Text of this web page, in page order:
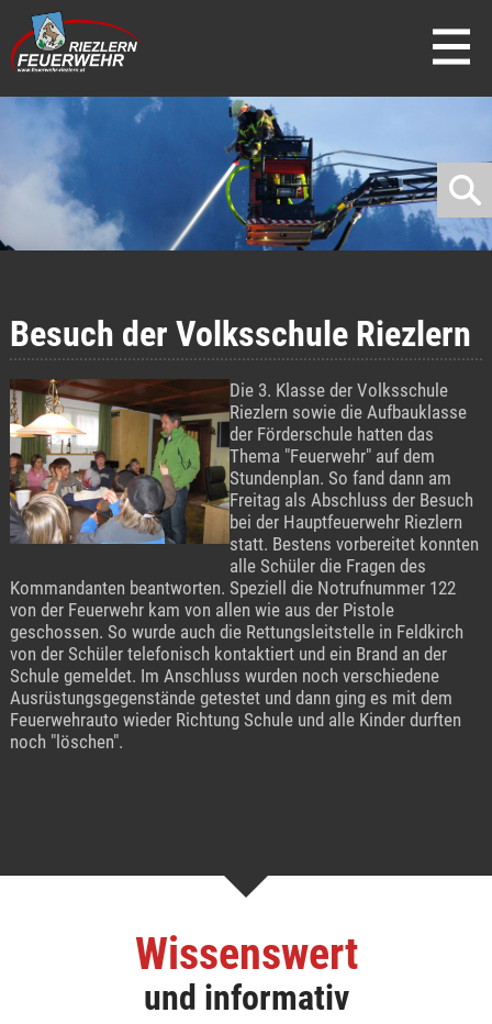
direkt zur Navigation
direkt zum Inhalt
Besuch der Volksschule Riezlern
Die 3. Klasse der Volksschule
Riezlern sowie die Aufbauklasse
der Förderschule hatten das
Thema "Feuerwehr" auf dem
Stundenplan. So fand dann am
Freitag als Abschluss der Besuch
bei der Hauptfeuerwehr Riezlern
statt. Bestens vorbereitet konnten
alle Schüler die Fragen des
Kommandanten beantworten. Speziell die Notrufnummer 122
von der Feuerwehr kam von allen wie aus der Pistole
geschossen. So wurde auch die Rettungsleitstelle in Feldkirch
von der Schüler telefonisch kontaktiert und ein Brand an der
Schule gemeldet. Im Anschluss wurden noch verschiedene
Ausrüstungsgegenstände getestet und dann ging es mit dem
Feuerwehrauto wieder Richtung Schule und alle Kinder durften
noch "löschen".
Wissenswert
und informativ